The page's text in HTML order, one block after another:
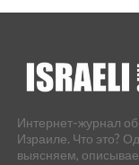
Интернет-журнал об
Израиле. Что это?
выясняем,